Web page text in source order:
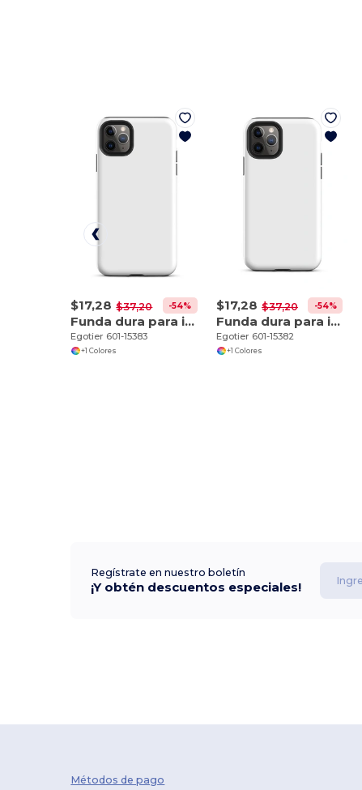
$17,28 $37,20 -54%
Funda dura para iPhone 11 Pro Max
Egotier 601-15383
+1 Colores
$17,28 $37,20 -54%
Funda dura para iPhone 11 Pro
Egotier 601-15382
+1 Colores
Regístrate en nuestro boletín
¡Y obtén descuentos especiales!
Métodos de pago